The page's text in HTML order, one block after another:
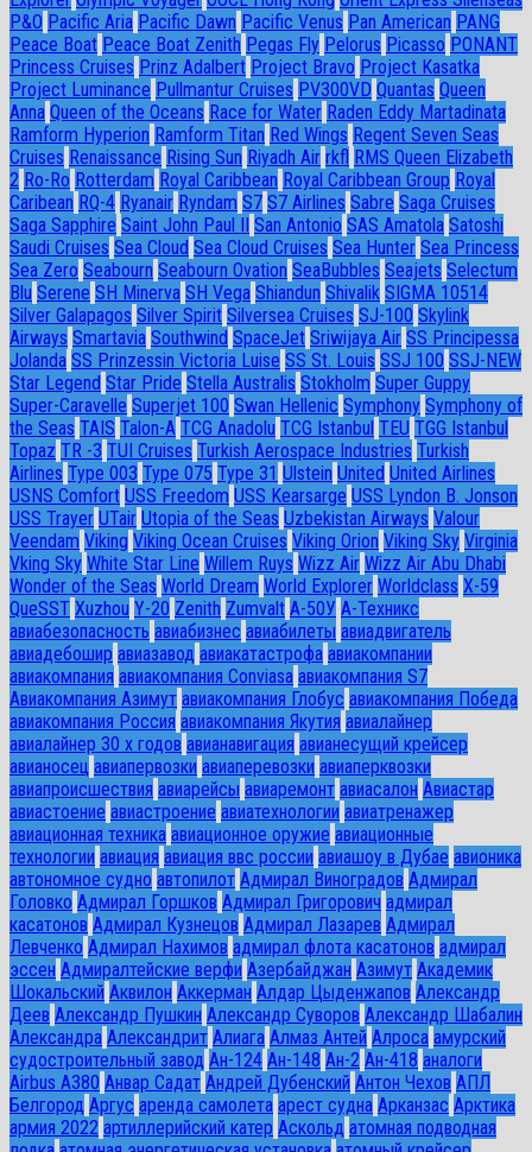
P&O Pacific Aria Pacific Dawn Pacific Venus Pan American PANG
Peace Boat Peace Boat Zenith Pegas Fly Pelorus Picasso PONANT
Princess Cruises Prinz Adalbert Project Bravo Project Kasatka
Project Luminance Pullmantur Cruises PV300VD Quantas Queen
Anna Queen of the Oceans Race for Water Raden Eddy Martadinata
Ramform Hyperion Ramform Titan Red Wings Regent Seven Seas
Cruises Renaissance Rising Sun Riyadh Air rkfl RMS Queen Elizabeth
2 Ro-Ro Rotterdam Royal Caribbean Royal Caribbean Group Royal
Caribean RQ-4 Ryanair Ryndam S7 S7 Airlines Sabre Saga Cruises
Saga Sapphire Saint John Paul II San Antonio SAS Amatola Satoshi
Saudi Cruises Sea Cloud Sea Cloud Cruises Sea Hunter Sea Princess
Sea Zero Seabourn Seabourn Ovation SeaBubbles Seajets Selectum
Blu Serene SH Minerva SH Vega Shiandun Shivalik SIGMA 10514
Silver Galapagos Silver Spirit Silversea Cruises SJ-100 Skylink
Airways Smartavia Southwind SpaceJet Sriwijaya Air SS Principessa
Jolanda SS Prinzessin Victoria Luise SS St. Louis SSJ 100 SSJ-NEW
Star Legend Star Pride Stella Australis Stokholm Super Guppy
Super-Caravelle Superjet 100 Swan Hellenic Symphony Symphony of
the Seas TAIS Talon-A TCG Anadolu TCG Istanbul TEU TGG Istanbul
Topaz TR -3 TUI Cruises Turkish Aerospace Industries Turkish
Airlines Type 003 Type 075 Type 31 Ulstein United United Airlines
USNS Comfort USS Freedom USS Kearsarge USS Lyndon B. Jonson
USS Trayer UTair Utopia of the Seas Uzbekistan Airways Valour
Veendam Viking Viking Ocean Cruises Viking Orion Viking Sky Virginia
Vking Sky White Star Line Willem Ruys Wizz Air Wizz Air Abu Dhabi
Wonder of the Seas World Dream World Explorer Worldclass X-59
QueSST Xuzhou Y-20 Zenith Zumvalt А-50У А-Техникс
авиабезопасность авиабизнес авиабилеты авиадвигатель
авиадебошир авиазавод авиакатастрофа авиакомпании
авиакомпания авиакомпания Conviasa авиакомпания S7
Авиакомпания Азимут авиакомпания Глобус авиакомпания Победа
авиакомпания Россия авиакомпания Якутия авиалайнер
авиалайнер 30 х годов авианавигация авианесущий крейсер
авианосец авиапервозки авиаперевозки авиаперквозки
авиапроисшествия авиарейсы авиаремонт авиасалон Авиастар
авиастоение авиастроение авиатехнологии авиатренажер
авиационная техника авиационное оружие авиационные
технологии авиация авиация ввс россии авиашоу в Дубае авионика
автономное судно автопилот Адмирал Виноградов Адмирал
Головко Адмирал Горшков Адмирал Григорович адмирал
касатонов Адмирал Кузнецов Адмирал Лазарев Адмирал
Левченко Адмирал Нахимов адмирал флота касатонов адмирал
эссен Адмиралтейские верфи Азербайджан Азимут Академик
Шокальский Аквилон Аккерман Алдар Цыденжапов Александр
Деев Александр Пушкин Александр Суворов Александр Шабалин
Александра Александрит Алиага Алмаз Антей Алроса амурский
судостроительный завод Ан-124 Ан-148 Ан-2 Ан-418 аналоги
Airbus A380 Анвар Садат Андрей Дубенский Антон Чехов АПЛ
Белгород Аргус аренда самолета арест судна Арканзас Арктика
армия 2022 артиллерийский катер Аскольд атомная подводная